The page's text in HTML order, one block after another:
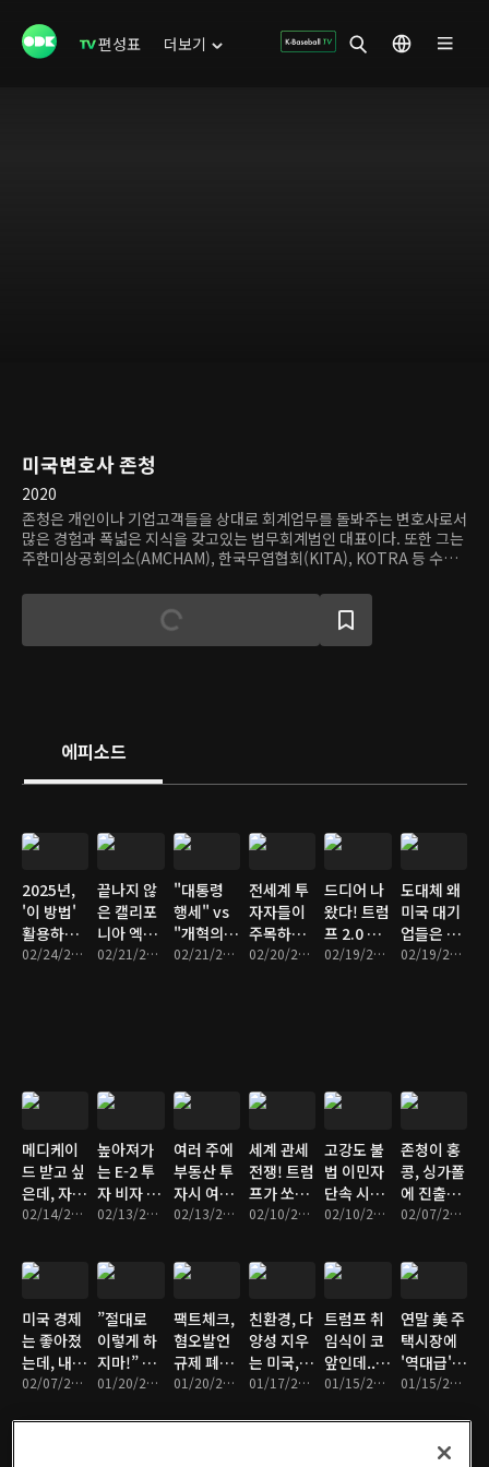
편성표 더보기
미국변호사 존청
2020
존청은 개인이나 기업고객들을 상대로 회계업무를 돌봐주는 변호사로서
많은 경험과 폭넓은 지식을 갖고있는 법무회계법인 대표이다. 또한 그는
주한미상공회의소(AMCHAM), 한국무엽협회(KITA), KOTRA 등 수많
변호사이다.
에피소드
2025년,
'이 방법'
활용하면
세금 최대
02/24/2025 • 12분
끝나지 않
은 캘리포
니아 엑소
더스... 텍
02/21/2025 • 7분
"대통령
행세" vs
"개혁의
핵심 인02/21/2025 • 9분
전세계 투
자자들이
주목하는
뉴욕
크 호텔
'Untitled
럭셔리 콘
도
'Freeman
Residence'
02/20/2025 • 20분
드디어 나
왔다! 트럼
프 2.0 감
세방안 전
내용은?
02/19/2025 • 15분
도대체 왜
미국 대기
업들은 슈
퍼볼 광고
02/19/2025 • 8분
메디케이
드 받고 싶
은데, 자산
이 많아 자
까 걱정될
때 해결방
02/14/2025 • 16분
높아져가
는 E-2 투
자 비자 거
절률, 승인
반드시 확
인해야 하
가지
02/13/2025 • 14분
여러 주에
부동산 투
자시 여러
법인? 법
러스트?
와이오밍
02/13/2025 • 12분
세계 관세
전쟁! 트럼
프가 쏘아
올린 공에
국제시장
02/10/2025 • 13분
고강도 불
법 이민자
단속 시작
된 미국,
붙잡혔
다... 술렁
사회
02/10/2025 • 5분
존청이 홍
콩, 싱가폴
에 진출한
이유 | 미
존청 브이
로그
02/07/2025 • 10분
미국 경제
는 좋아졌
는데, 내
지갑은 왜
볍죠? 체
02/07/2025 • 8분
”절대로
이렇게 하
지마!” 내
사회생활
판관리 실
01/20/2025 • 9분
팩트체크,
혐오발언
규제 폐지
한 메타,
유 회복인
01/20/2025 • 7분
친환경, 다
양성 지우
는 미국,
뒤에서 미
국?
01/17/2025 • 8분
트럼프 취
임식이 코
앞인데...
리더, 외
부재로 절
01/15/2025 • 7분
연말 美 주
택시장에
'역대급'
빙하기가
유는?
01/15/2025 • 5분